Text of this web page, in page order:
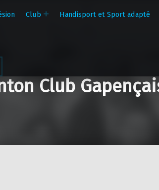
Club Handisport et Sport adapté
Club